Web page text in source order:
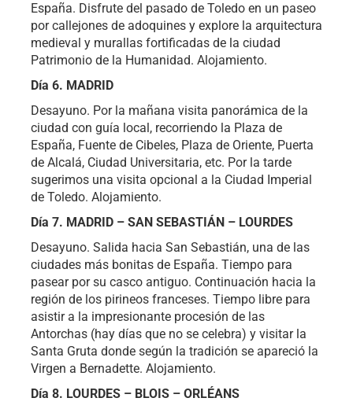
España. Disfrute del pasado de Toledo en un paseo
por callejones de adoquines y explore la arquitectura
medieval y murallas fortificadas de la ciudad
Patrimonio de la Humanidad. Alojamiento.
Día 6. MADRID
Desayuno. Por la mañana visita panorámica de la
ciudad con guía local, recorriendo la Plaza de
España, Fuente de Cibeles, Plaza de Oriente, Puerta
de Alcalá, Ciudad Universitaria, etc. Por la tarde
sugerimos una visita opcional a la Ciudad Imperial
de Toledo. Alojamiento.
Día 7. MADRID – SAN SEBASTIÁN – LOURDES
Desayuno. Salida hacia San Sebastián, una de las
ciudades más bonitas de España. Tiempo para
pasear por su casco antiguo. Continuación hacia la
región de los pirineos franceses. Tiempo libre para
asistir a la impresionante procesión de las
Antorchas (hay días que no se celebra) y visitar la
Santa Gruta donde según la tradición se apareció la
Virgen a Bernadette. Alojamiento.
Día 8. LOURDES – BLOIS – ORLÉANS